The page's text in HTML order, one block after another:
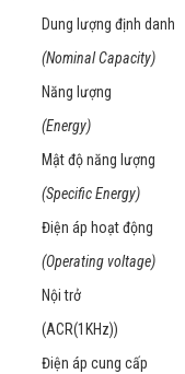
Dung lượng định danh
(Nominal Capacity)
Năng lượng
(Energy)
Mật độ năng lượng
(Specific Energy)
Điện áp hoạt động
(Operating voltage)
Nội trở
(ACR(1KHz))
Điện áp cung cấp